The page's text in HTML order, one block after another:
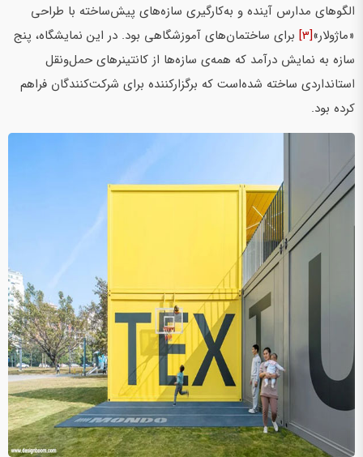
الگو‌های مدارس آینده و به‌کارگیری سازه‌های پیش‌ساخته با طراحی
«ماژولار»[3]
برای ساختمان‌های آموزشگاهی بود. در این نمایشگاه، پنج
سازه به نمایش درآمد که همه‌ی سازه‌ها از کانتینرهای حمل‌ونقل
استانداردی ساخته شده‌است که برگزارکننده برای شرکت‌کنندگان فراهم
کرده بود.